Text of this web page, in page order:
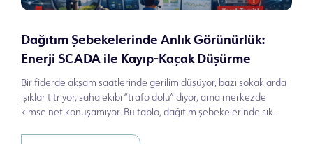
Dağıtım Şebekelerinde Anlık Görünürlük:
Enerji SCADA ile Kayıp-Kaçak Düşürme
Bir fiderde akşam saatlerinde gerilim düşüyor, bazı sokaklarda
ışıklar titriyor, saha ekibi “trafo dolu” diyor, ama merkezde
kimse net konuşamıyor. Bu tablo, dağıtım şebekelerinde sık